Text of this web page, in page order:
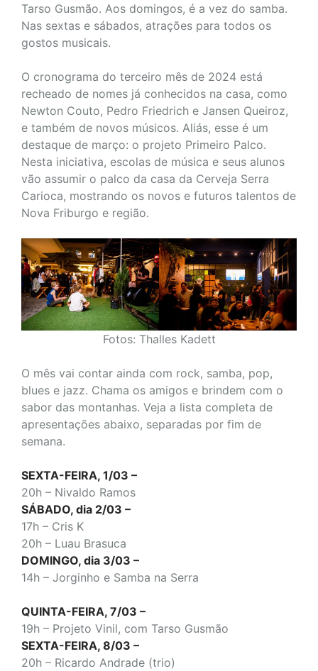
Tarso Gusmão. Aos domingos, é a vez do samba.
Nas sextas e sábados, atrações para todos os
gostos musicais.
O cronograma do terceiro mês de 2024 está
recheado de nomes já conhecidos na casa, como
Newton Couto, Pedro Friedrich e Jansen Queiroz,
e também de novos músicos. Aliás, esse é um
destaque de março: o projeto Primeiro Palco.
Nesta iniciativa, escolas de música e seus alunos
vão assumir o palco da casa da Cerveja Serra
Carioca, mostrando os novos e futuros talentos de
Nova Friburgo e região.
Fotos: Thalles Kadett
O mês vai contar ainda com rock, samba, pop,
blues e jazz. Chama os amigos e brindem com o
sabor das montanhas. Veja a lista completa de
apresentações abaixo, separadas por fim de
semana.
SEXTA-FEIRA, 1/03 –
20h – Nivaldo Ramos
SÁBADO, dia 2/03 –
17h – Cris K
20h – Luau Brasuca
DOMINGO, dia 3/03 –
14h – Jorginho e Samba na Serra
QUINTA-FEIRA, 7/03 –
19h – Projeto Vinil, com Tarso Gusmão
SEXTA-FEIRA, 8/03 –
20h – Ricardo Andrade (trio)